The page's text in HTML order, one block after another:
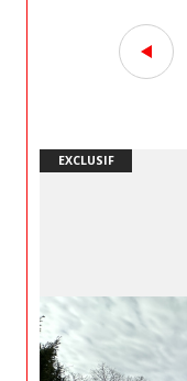
EXCLUSIF